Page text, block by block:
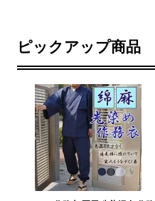
ピックアップ商品